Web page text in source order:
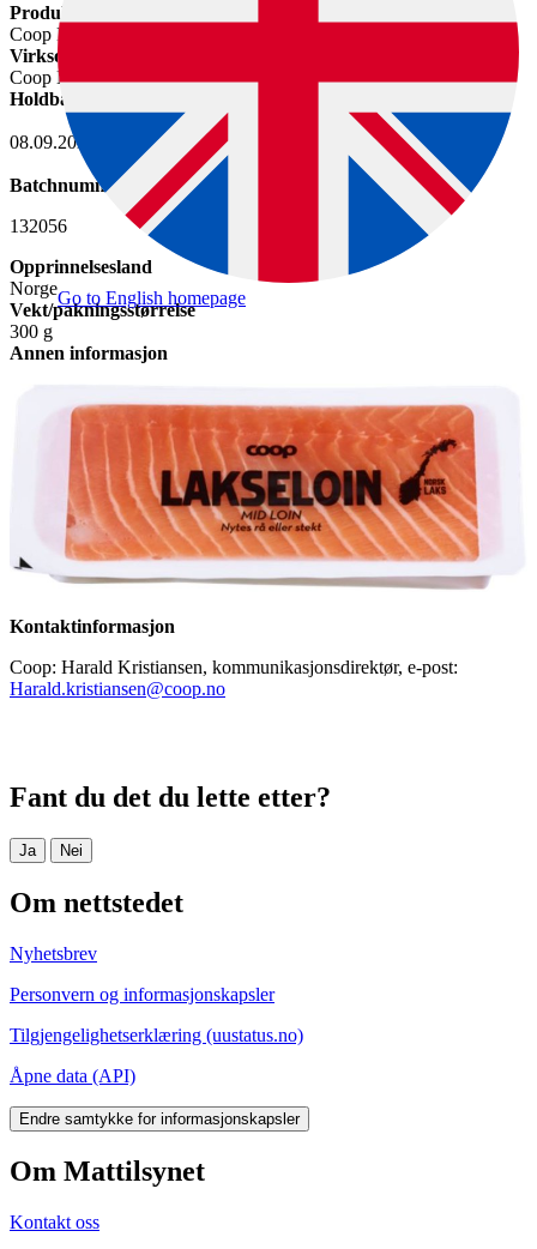
Go to English homepage
Produktnavn
Coop Lakseloin
Virksomhet som kaller tilbake varen
Coop Norge SA
Holdbarhetsdato
08.09.2025
Batchnummer
132056
Opprinnelsesland
Norge
Vekt/pakningsstørrelse
300 g
Annen informasjon
Kontaktinformasjon
Coop: Harald Kristiansen, kommunikasjonsdirektør, e-post:
Harald.kristiansen@coop.no
Fant du det du lette etter?
Ja Nei
Om nettstedet
Nyhetsbrev
Personvern og informasjonskapsler
Tilgjengelighetserklæring (uustatus.no)
Åpne data (API)
Endre samtykke for informasjonskapsler
Om Mattilsynet
Kontakt oss